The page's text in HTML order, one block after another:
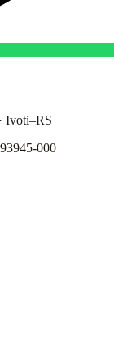
Ivoti–RS
000